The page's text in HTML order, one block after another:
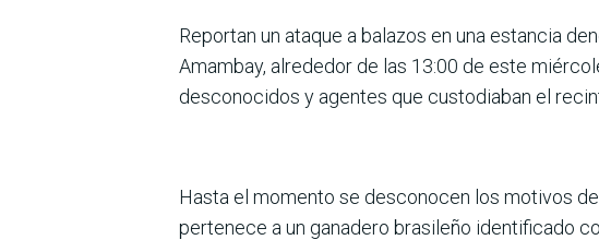
Reportan un ataque a balazos en una estancia
Amambay, alrededor de las 13:00 de este
desconocidos y agentes que custodiaban el
Hasta el momento se desconocen los motivos
pertenece a un ganadero brasileño identificado